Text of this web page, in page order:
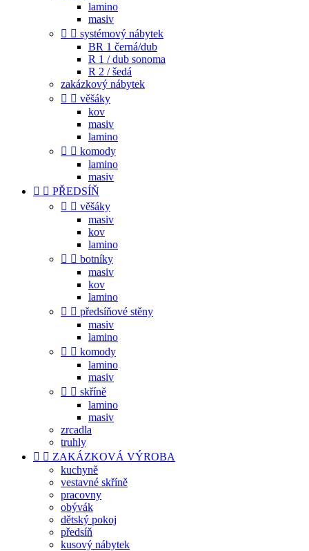
lamino
masiv
  systémový nábytek
BR 1 černá/dub
R 1 / dub sonoma
R 2 / šedá
zakázkový nábytek
  věšáky
kov
masiv
lamino
  komody
lamino
masiv
  PŘEDSÍŇ
  věšáky
masiv
kov
lamino
  botníky
masiv
kov
lamino
  předsíňové stěny
masiv
lamino
  komody
lamino
masiv
  skříně
lamino
masiv
zrcadla
truhly
  ZAKÁZKOVÁ VÝROBA
kuchyně
vestavné skříně
pracovny
obývák
dětský pokoj
předsíň
kusový nábytek